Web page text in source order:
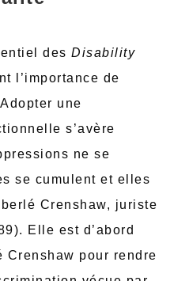
des Disability
l’importance de
une
s’avère
ne se
se cumulent et elles
Crenshaw, juriste
Elle est d’abord
Crenshaw pour rendre